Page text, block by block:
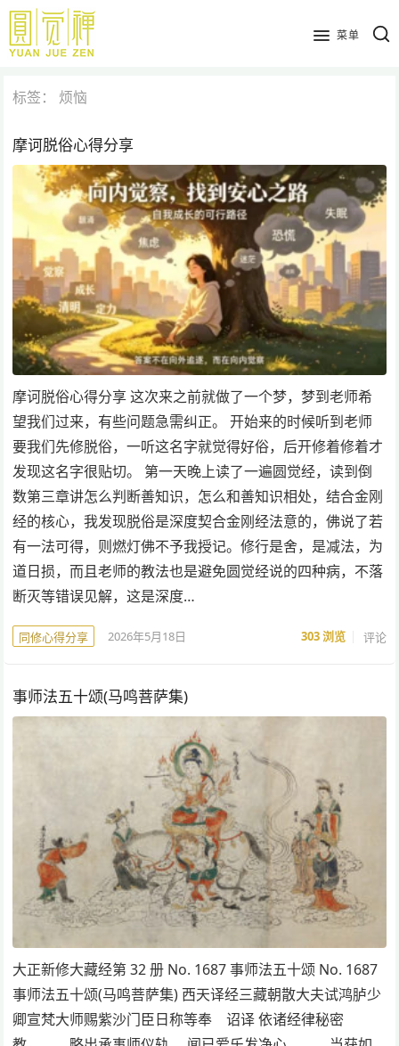
跳
主
内
菜单
标签： 烦恼
摩诃脱俗心得分享
摩诃脱俗心得分享 这次来之前就做了一个梦，梦到老师希
望我们过来，有些问题急需纠正。 开始来的时候听到老师
要我们先修脱俗，一听这名字就觉得好俗，后开修着修着才
发现这名字很贴切。 第一天晚上读了一遍圆觉经，读到倒
数第三章讲怎么判断善知识，怎么和善知识相处，结合金刚
经的核心，我发现脱俗是深度契合金刚经法意的，佛说了若
有一法可得，则燃灯佛不予我授记。修行是舍，是减法，为
道日损，而且老师的教法也是避免圆觉经说的四种病，不落
断灭等错误见解，这是深度…
同修心得分享 2026年5月18日 303浏览 评论
事师法五十颂(马鸣菩萨集)
大正新修大藏经第 32 册 No. 1687 事师法五十颂 No. 1687
事师法五十颂(马鸣菩萨集) 西天译经三藏朝散大夫试鸿胪少
卿宣梵大师赐紫沙门臣日称等奉 诏译 依诸经律秘密